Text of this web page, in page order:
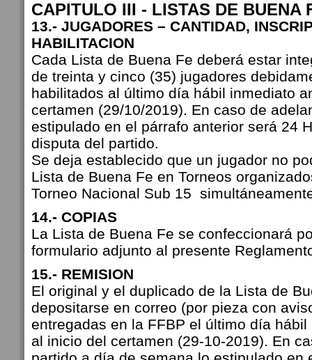
CAPITULO III - LISTAS DE BUENA
13.- JUGADORES – CANTIDAD,
HABILITACION
Cada Lista de Buena Fe deberá estar
de treinta y cinco (35) jugadores
habilitados al último día hábil inmediato
certamen (29/10/2019). En caso de
estipulado en el párrafo anterior será 24
disputa del partido.
Se deja establecido que un jugador no
Lista de Buena Fe en Torneos
Torneo Nacional Sub 15
14.- COPIAS
La Lista de Buena Fe se confeccionará
formulario adjunto al presente
15.- REMISION
El original y el duplicado de la Lista de
depositarse en correo (por pieza con
entregadas en la FFBP el último día
al inicio del certamen (29-10-2019). En